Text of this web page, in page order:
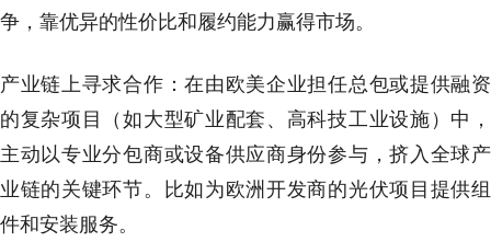
争，靠优异的性价比和履约能力赢得市场。
产业链上寻求合作：在由欧美企业担任总包或提供融资
的复杂项目（如大型矿业配套、高科技工业设施）中，
主动以专业分包商或设备供应商身份参与，挤入全球产
业链的关键环节。比如为欧洲开发商的光伏项目提供组
件和安装服务。